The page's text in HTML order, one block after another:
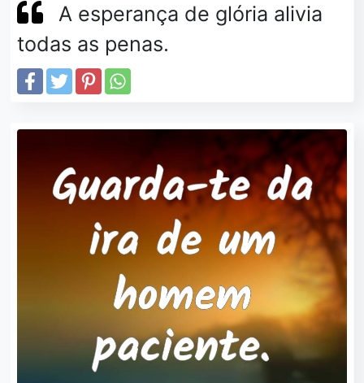
A esperança de glória alivia
todas as penas.